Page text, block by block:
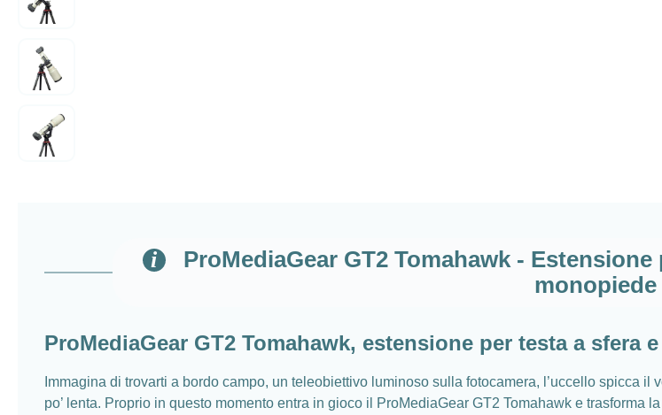
ProMediaGear GT2 Tomahawk -
monopiede
ProMediaGear GT2 Tomahawk, estensione per testa a sfera
Immagina di trovarti a bordo campo, un teleobiettivo luminoso sulla fotocamera, l’uccello spicca
po’ lenta. Proprio in questo momento entra in gioco il ProMediaGear GT2 Tomahawk e trasforma